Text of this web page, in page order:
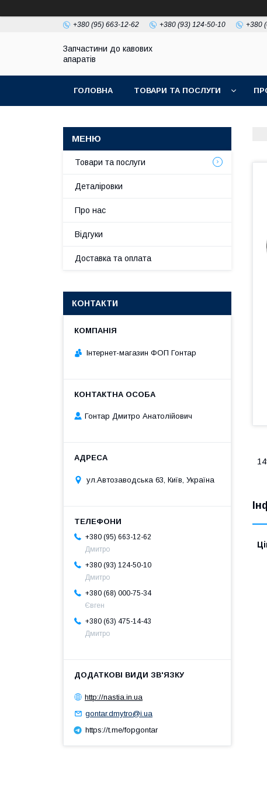
+380 (95) 663-12-62 +380 (93) 124-50-10 +380
Запчастини до кавових
апаратів
ГОЛОВНА ТОВАРИ ТА ПОСЛУГИ
Товари та послуги
Деталіровки
Про нас
Відгуки
Доставка та оплата
КОНТАКТИ
Інтернет-магазин ФОП Гонтар
Гонтар Дмитро Анатолійович
ул.Автозаводська 63, Київ, Україна
+380 (95) 663-12-62
Дмитро
+380 (93) 124-50-10
Дмитро
+380 (68) 000-75-34
Євген
+380 (63) 475-14-43
Дмитро
http://nastia.in.ua
gontar.dmytro@i.ua
https://t.me/fopgontar